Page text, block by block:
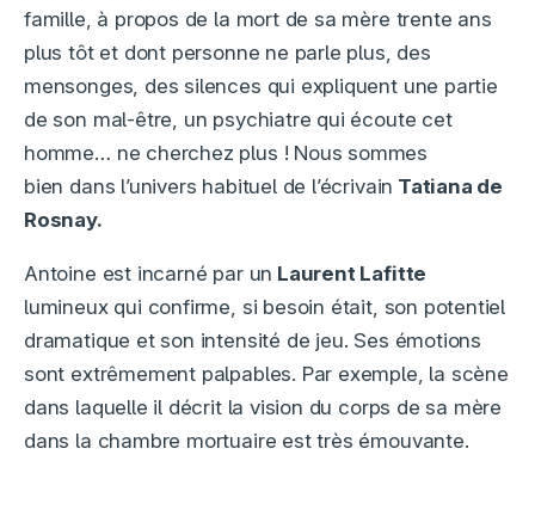
famille, à propos de la mort de sa mère trente ans
plus tôt et dont personne ne parle plus, des
mensonges, des silences qui expliquent une partie
de son mal-être, un psychiatre qui écoute cet
homme… ne cherchez plus ! Nous sommes
bien dans l’univers habituel de l’écrivain Tatiana de
Rosnay.
Antoine est incarné par un Laurent Lafitte
lumineux qui confirme, si besoin était, son potentiel
dramatique et son intensité de jeu. Ses émotions
sont extrêmement palpables. Par exemple, la scène
dans laquelle il décrit la vision du corps de sa mère
dans la chambre mortuaire est très émouvante.